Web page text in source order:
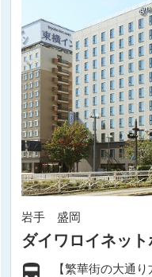
岩手 盛岡
ダイワロイネット
【繁華街の大通